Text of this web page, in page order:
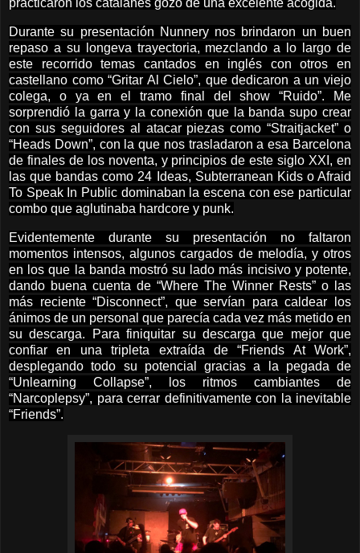
practicaron los catalanes gozó de una excelente acogida.
Durante su presentación Nunnery nos brindaron un buen
repaso a su longeva trayectoria, mezclando a lo largo de
este recorrido temas cantados en inglés con otros en
castellano como “Gritar Al Cielo”, que dedicaron a un viejo
colega, o ya en el tramo final del show “Ruido”. Me
sorprendió la garra y la conexión que la banda supo crear
con sus seguidores al atacar piezas como “Straitjacket” o
“Heads Down”, con la que nos trasladaron a esa Barcelona
de finales de los noventa, y principios de este siglo XXI, en
las que bandas como 24 Ideas, Subterranean Kids o Afraid
To Speak In Public dominaban la escena con ese particular
combo que aglutinaba hardcore y punk.
Evidentemente durante su presentación no faltaron
momentos intensos, algunos cargados de melodía, y otros
en los que la banda mostró su lado más incisivo y potente,
dando buena cuenta de “Where The Winner Rests” o las
más reciente “Disconnect”, que servían para caldear los
ánimos de un personal que parecía cada vez más metido en
su descarga. Para finiquitar su descarga que mejor que
confiar en una tripleta extraída de “Friends At Work”,
desplegando todo su potencial gracias a la pegada de
“Unlearning Collapse”, los ritmos cambiantes de
“Narcoplepsy”, para cerrar definitivamente con la inevitable
“Friends”.